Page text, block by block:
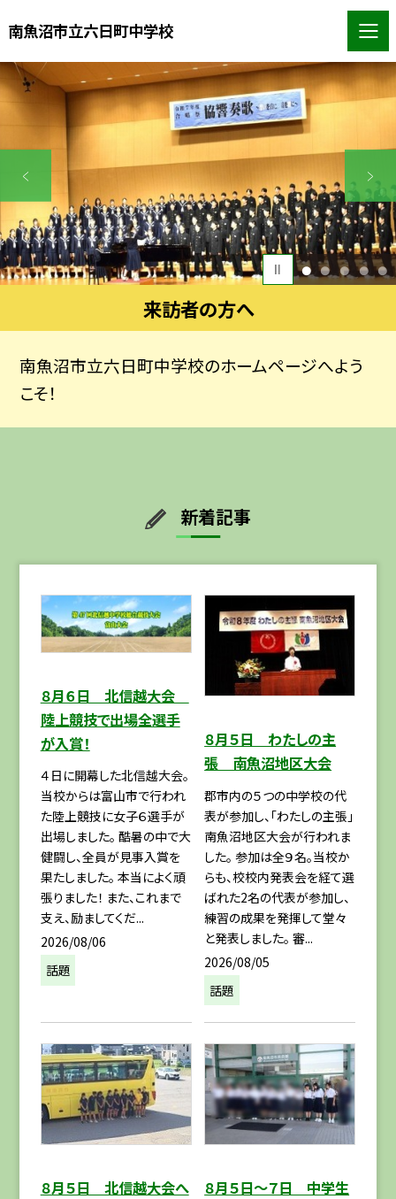
南魚沼市立六日町中学校
1 2 3 4 5
来訪者の方へ
南魚沼市立六日町中学校のホームページへよう
こそ！
新着記事
８月６日 北信越大会
陸上競技で出場全選手
が入賞！
４日に開幕した北信越大会。
当校からは富山市で行われ
た陸上競技に女子６選手が
出場しました。 酷暑の中で大
健闘し、全員が見事入賞を
果たしました。 本当によく頑
張りました！ また、これまで
支え、励ましてくだ...
2026/08/06
話題
８月５日 わたしの主
張 南魚沼地区大会
郡市内の５つの中学校の代
表が参加し、「わたしの主張」
南魚沼地区大会が行われま
した。 参加は全９名。当校か
らも、校校内発表会を経て選
ばれた2名の代表が参加し、
練習の成果を発揮して堂々
と発表しました。 審...
2026/08/05
話題
８月５日 北信越大会へ
８月５日～７日 中学生